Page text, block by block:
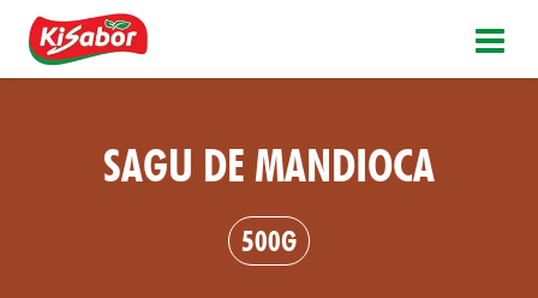
SAGU DE MANDIOCA
500G